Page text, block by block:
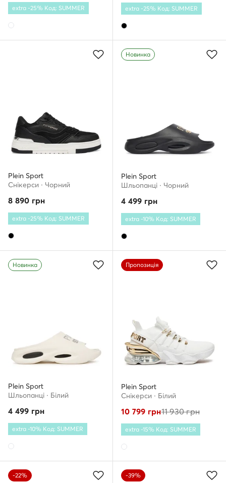
extra -25% Код: SUMMER extra -25% Код: SUMMER
Plein Sport
Снікерcи · Чорний
8 890 грн
extra -25% Код: SUMMER
Новинка
Plein Sport
Шльопанці · Чорний
4 499 грн
extra -10% Код: SUMMER
Новинка
Plein Sport
Шльопанці · Білий
4 499 грн
extra -10% Код: SUMMER
Пропозиція
Plein Sport
Снікерcи · Білий
10 799 грн11 930грн
extra -15% Код: SUMMER
-22% -39%